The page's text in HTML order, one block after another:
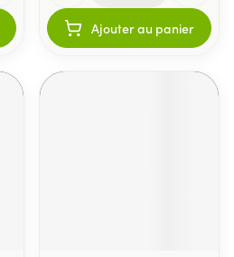
Ajouter au panier